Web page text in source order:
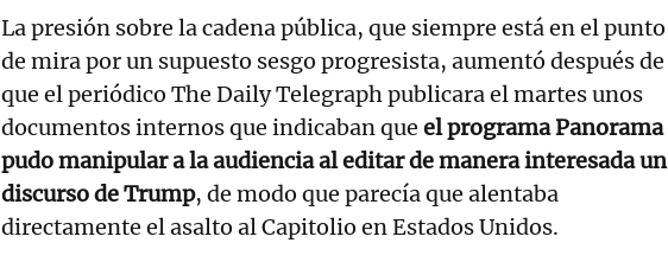
La presión sobre la cadena pública, que siempre está en el punto
de mira por un supuesto sesgo progresista, aumentó después de
que el periódico The Daily Telegraph publicara el martes unos
documentos internos que indicaban que el programa Panorama
pudo manipular a la audiencia al editar de manera interesada un
discurso de Trump, de modo que parecía que alentaba
directamente el asalto al Capitolio en Estados Unidos.